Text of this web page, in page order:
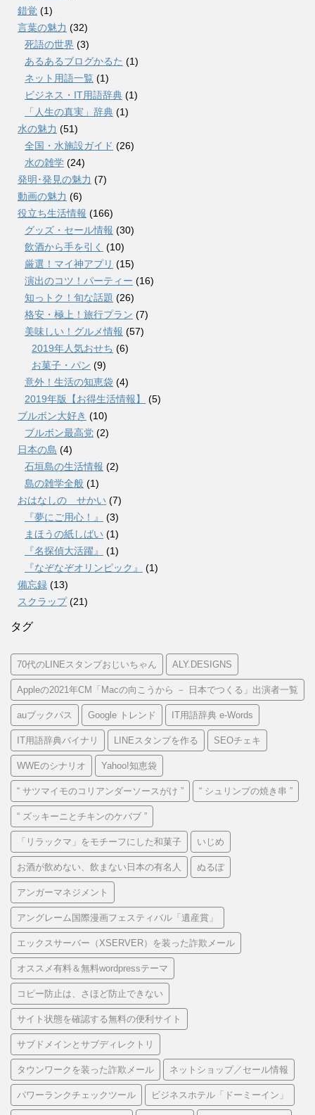
錯覚 (1)
言葉の魅力 (32)
死語の世界 (3)
あるあるブログかるた (1)
ネット用語一覧 (1)
ビジネス・IT用語辞典 (1)
「人生の真実」辞典 (1)
水の魅力 (51)
全国・水施設ガイド (26)
水の雑学 (24)
発明･発見の魅力 (7)
動画の魅力 (6)
役立ち生活情報 (166)
グッズ・セール情報 (30)
飲酒から手を引く (10)
厳選！マイ神アプリ (15)
演出のコツ！パーティー (16)
知っトク！旬な話題 (26)
格安・極上！旅行プラン (7)
美味しい！グルメ情報 (57)
2019年人気おせち (6)
お菓子・パン (9)
意外！生活の知恵袋 (4)
2019年版【お得生活情報】
(5)
ブルボン大好き (10)
ブルボン最高党 (2)
日本の島 (4)
石垣島の生活情報 (2)
島の雑学全般 (1)
おはなしの せかい (7)
『夢にご用心！』
(3)
まほうの紙しばい (1)
『名探偵大活躍』
(1)
『なぞなぞオリンピック』
(1)
備忘録 (13)
スクラップ(21)
タグ
70代のLINEスタンプおじいちゃん ALY.DESIGNS
Appleの2021年CM「Macの向こうから － 日本でつくる」出演者一覧
auブックパス Google トレンド IT用語辞典 e-Words
IT用語辞典バイナリ LINEスタンプを作る SEOチェキ
WWEのシナリオ Yahoo!知恵袋
“ サツマイモのコリアンダーソースがけ ” “ シュリンプの焼き串 ”
“ ズッキーニとチキンのケバブ ”
「リラックマ」をモチーフにした和菓子 いじめ
お酒が飲めない、飲まない日本の有名人 ぬるぽ
アンガーマネジメント
アングレーム国際漫画フェスティバル「遺産賞」
エックスサーバー（XSERVER）を装った詐欺メール
オススメ有料＆無料wordpressテーマ
コピー防止は、さほど防止できない
サイト状態を確認する無料の便利サイト
サブドメインとサブディレクトリ
タウンワークを装った詐欺メール ネットショップ／セール情報
パワーランクチェックツール ビジネスホテル「ドーミーイン」